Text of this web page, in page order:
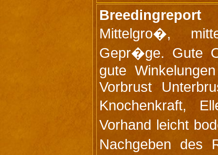
Breedingreport
Mittelgro�,
Gepr�ge. Gute
gute
Vorbrust
Knochenkraft,
Vorhand leicht
Nachgeben des